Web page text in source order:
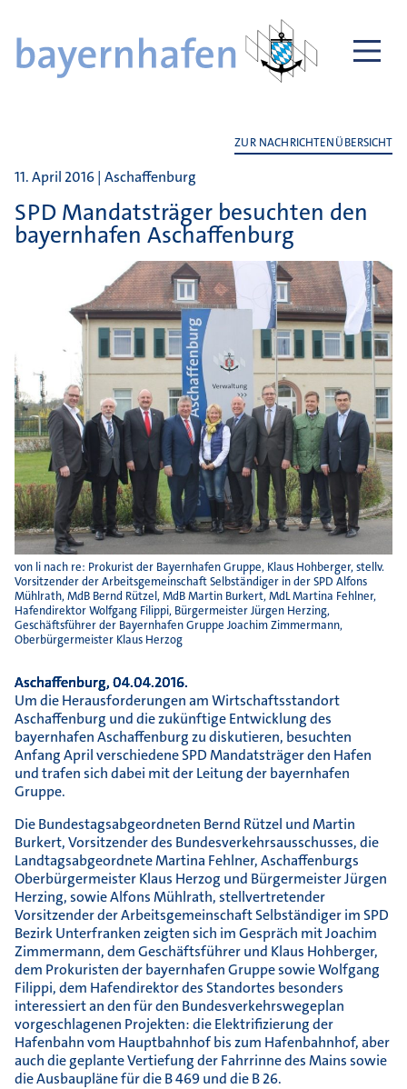
ZUR NACHRICHTENÜBERSICHT
11. April 2016 | Aschaffenburg
SPD Mandatsträger besuchten den
bayernhafen Aschaffenburg
von li nach re: Prokurist der Bayernhafen Gruppe, Klaus Hohberger, stellv.
Vorsitzender der Arbeitsgemeinschaft Selbständiger in der SPD Alfons
Mühlrath, MdB Bernd Rützel, MdB Martin Burkert, MdL Martina Fehlner,
Hafendirektor Wolfgang Filippi, Bürgermeister Jürgen Herzing,
Geschäftsführer der Bayernhafen Gruppe Joachim Zimmermann,
Oberbürgermeister Klaus Herzog
Aschaffenburg, 04.04.2016.
Um die Herausforderungen am Wirtschaftsstandort
Aschaffenburg und die zukünftige Entwicklung des
bayernhafen Aschaffenburg zu diskutieren, besuchten
Anfang April verschiedene SPD Mandatsträger den Hafen
und trafen sich dabei mit der Leitung der bayernhafen
Gruppe.
Die Bundestagsabgeordneten Bernd Rützel und Martin
Burkert, Vorsitzender des Bundesverkehrsausschusses, die
Landtagsabgeordnete Martina Fehlner, Aschaffenburgs
Oberbürgermeister Klaus Herzog und Bürgermeister Jürgen
Herzing, sowie Alfons Mühlrath, stellvertretender
Vorsitzender der Arbeitsgemeinschaft Selbständiger im SPD
Bezirk Unterfranken zeigten sich im Gespräch mit Joachim
Zimmermann, dem Geschäftsführer und Klaus Hohberger,
dem Prokuristen der bayernhafen Gruppe sowie Wolfgang
Filippi, dem Hafendirektor des Standortes besonders
interessiert an den für den Bundesverkehrswegeplan
vorgeschlagenen Projekten: die Elektrifizierung der
Hafenbahn vom Hauptbahnhof bis zum Hafenbahnhof, aber
auch die geplante Vertiefung der Fahrrinne des Mains sowie
die Ausbaupläne für die B 469 und die B 26.